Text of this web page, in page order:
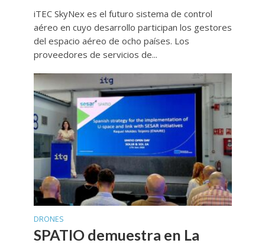
iTEC SkyNex es el futuro sistema de control
aéreo en cuyo desarrollo participan los gestores
del espacio aéreo de ocho países. Los
proveedores de servicios de...
DRONES
SPATIO demuestra en La